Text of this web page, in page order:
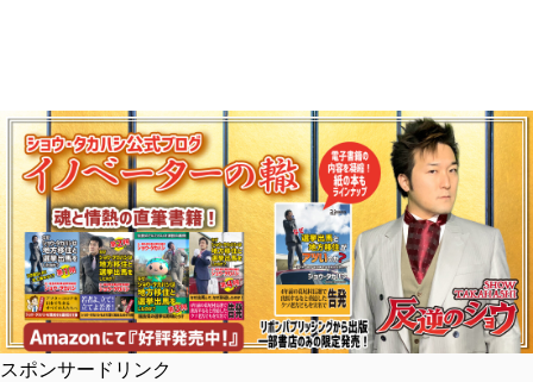
スポンサードリンク